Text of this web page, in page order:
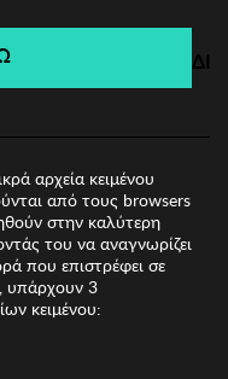
00δευτ.
αρχεία κειμένου
από τους browsers
στην καλύτερη
του να αναγνωρίζει
που επιστρέφει σε
υπάρχουν 3
κειμένου: